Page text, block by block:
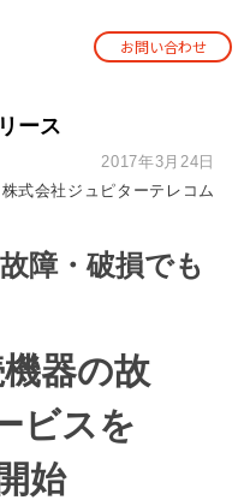
お問い合わせ
ース
2017年3月24日
株式会社ジュピターテレコム
障・破損でも
器の故
ビスを
始